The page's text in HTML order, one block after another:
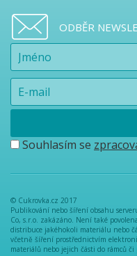
ODBĚR
Souhlasím se
© Cukrovka.cz 2017
Publikování nebo šíření obsahu
Co, s.r.o. zakázáno. Není také
distribuce jakéhokoli materiálu nebo
včetně šíření prostřednictvím
materiálů nebo jejich části do rámců